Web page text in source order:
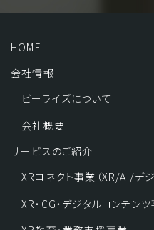
HOME
会社情報
ビーライズについて
会社概要
サービスのご紹介
XRコネクト事業（XR/AI/デジ
XR・CG・デジタルコンテン